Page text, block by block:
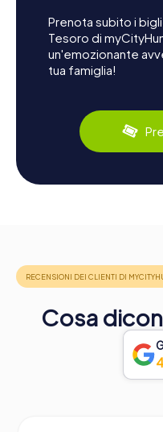
Prenota subito i
Tesoro di
un'emozionante
tua famiglia!
Cosa